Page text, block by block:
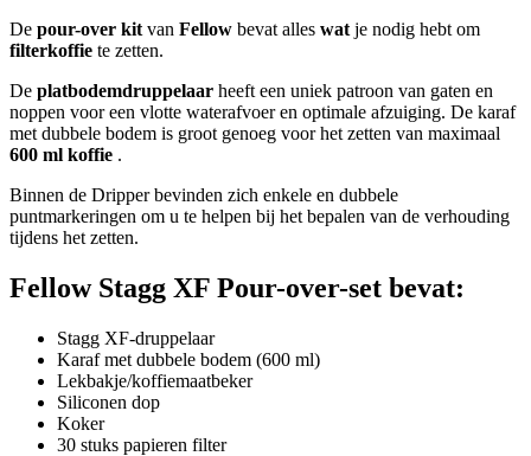
De pour-over kit van Fellow bevat alles wat je nodig hebt om
filterkoffie te zetten.
De platbodemdruppelaar heeft een uniek patroon van gaten en
noppen voor een vlotte waterafvoer en optimale afzuiging. De karaf
met dubbele bodem is groot genoeg voor het zetten van maximaal
600 ml koffie .
Binnen de Dripper bevinden zich enkele en dubbele
puntmarkeringen om u te helpen bij het bepalen van de verhouding
tijdens het zetten.
Fellow Stagg XF Pour-over-set bevat:
Stagg XF-druppelaar
Karaf met dubbele bodem (600 ml)
Lekbakje/koffiemaatbeker
Siliconen dop
Koker
30 stuks papieren filter